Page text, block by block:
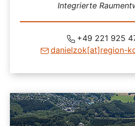
Integrierte
+49 221 925
danielzok[at]region-